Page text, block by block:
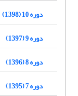
دوره 10 (1398)
دوره 9 (1397)
دوره 8 (1396)
دوره 7 (1395)